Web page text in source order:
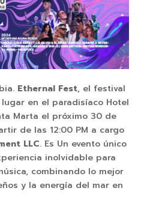
Ethernal Fest, el festival
en el paradisíaco Hotel
Marta el próximo 30 de
de las 12:00 PM a cargo
LLC. Es Un evento único
inolvidable para
combinando lo mejor
y la energía del mar en